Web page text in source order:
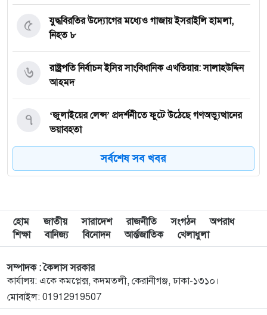
যুদ্ধবিরতির উদ্যোগের মধ্যেও গাজায় ইসরাইলি হামলা,
নিহত ৮
৫
রাষ্ট্রপতি নির্বাচন ইসির সাংবিধানিক এখতিয়ার: সালাহউদ্দিন
আহমদ
৬
‘জুলাইয়ের লেন্স’ প্রদর্শনীতে ফুটে উঠেছে গণঅভ্যুত্থানের
ভয়াবহতা
৭
জনগণ আপনাকে স্বাগত জানাতে প্রস্তুত, কীভাবে আসবেন
আসেন: শেখ হাসিনাকে পরওয়ার
৮
দুপুরের মধ্যে যেসব জেলায় ৬০ কিমি বেগে ঝড়ের শঙ্কা
৯
ইয়ামাল ইতিহাস গড়বে, তবে এবার নয়: মেসি
১১
সর্বশেষ সব খবর
হোম জাতীয় সারাদেশ রাজনীতি সংগঠন
অপরাধ
শিক্ষা
বানিজ্য বিনোদন আর্ন্তজাতিক খেলাধুলা
সম্পাদক : কৈলাস সরকার
কার্যালয়: একে কমপ্লেক্স, কদমতলী, কেরানীগঞ্জ, ঢাকা-১৩১০।
মোবাইল: 01912919507